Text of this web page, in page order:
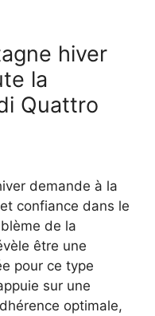
hiver
la
Quattro
demande à la
confiance dans le
de la
être une
pour ce type
sur une
optimale,